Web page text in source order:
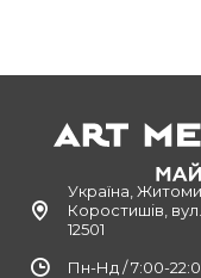
Україна,
Коростишів,
12501
Пн-Нд / 7:00-